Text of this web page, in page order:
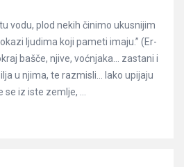
vodu, plod nekih činimo ukusnijim
ljudima koji pameti imaju.” (Er-
bašče, njive, voćnjaka… zastani i
u njima, te razmisli… Iako upijaju
iz iste zemlje, ...